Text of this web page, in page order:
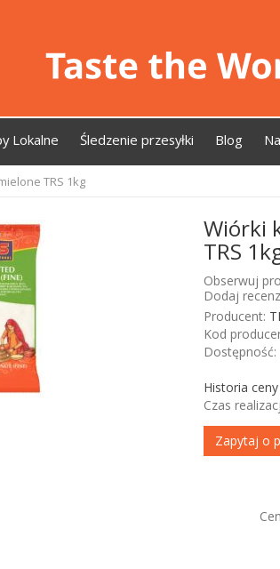
Lokalne Śledzenie przesyłki Blog
TRS 1kg
Wiórki
TRS
Obserwuj
Dodaj
Producent:
Kod
Dostępność:
Historia
Czas
Zapytaj o